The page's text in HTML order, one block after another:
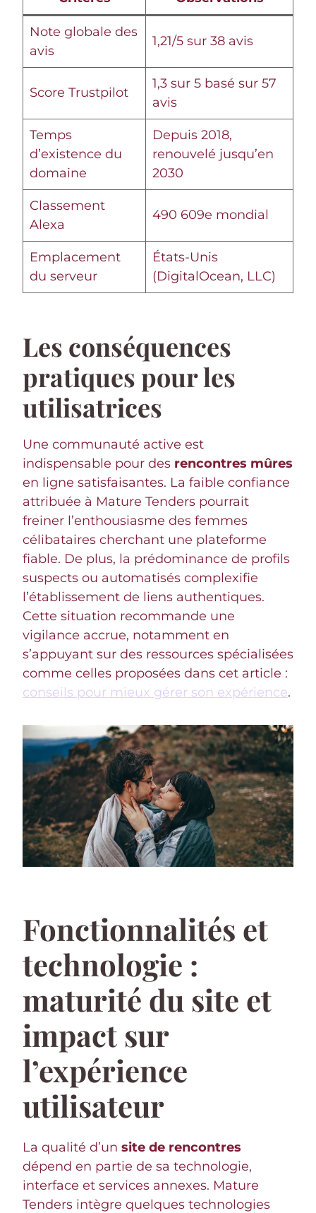
Note globale des
avis
1,21/5 sur 38 avis
Score Trustpilot
1,3 sur 5 basé sur 57
avis
Temps
d’existence du
domaine
Depuis 2018,
renouvelé jusqu’en
2030
Classement
Alexa
490 609e mondial
Emplacement
du serveur
États-Unis
(DigitalOcean, LLC)
Les conséquences
pratiques pour les
utilisatrices
Une communauté active est
indispensable pour des rencontres mûres
en ligne satisfaisantes. La faible confiance
attribuée à Mature Tenders pourrait
freiner l’enthousiasme des femmes
célibataires cherchant une plateforme
fiable. De plus, la prédominance de profils
suspects ou automatisés complexifie
l’établissement de liens authentiques.
Cette situation recommande une
vigilance accrue, notamment en
s’appuyant sur des ressources spécialisées
comme celles proposées dans cet article :
conseils pour mieux gérer son expérience.
Fonctionnalités et
technologie :
maturité du site et
impact sur
l’expérience
utilisateur
La qualité d’un site de rencontres
dépend en partie de sa technologie,
interface et services annexes. Mature
Tenders intègre quelques technologies